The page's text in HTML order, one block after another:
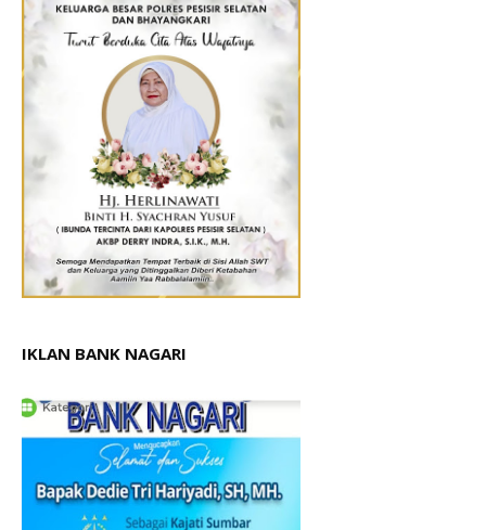
IKLAN BANK NAGARI